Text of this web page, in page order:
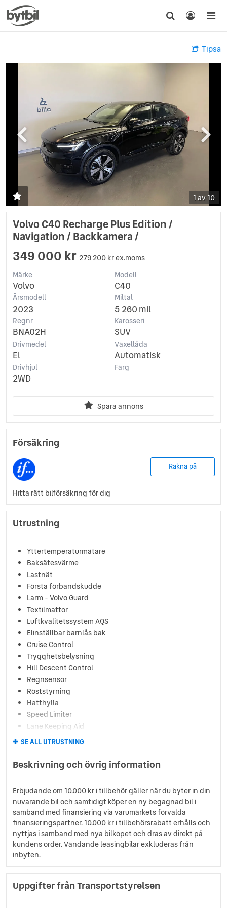
Tipsa
1 av 10
Volvo C40 Recharge Plus Edition /
Navigation / Backkamera /
349 000 kr 279 200 kr ex.moms
Märke
Volvo
Modell
C40
Årsmodell
2023
Miltal
5 260 mil
Regnr
BNA02H
Karosseri
SUV
Drivmedel
El
Växellåda
Automatisk
Drivhjul
2WD
Färg
Spara annons
Försäkring
Räkna på
Hitta rätt bilförsäkring för dig
Utrustning
Yttertemperaturmätare
Baksätesvärme
Lastnät
Första förbandskudde
Larm - Volvo Guard
Textilmattor
Luftkvalitetssystem AQS
Elinställbar barnlås bak
Cruise Control
Trygghetsbelysning
Hill Descent Control
Regnsensor
Röststyrning
Hatthylla
Speed Limiter
Lane Keeping Aid
Hill Start Assist
Panoramaglastak ej öppnb
ISOFIX pass.säte fram
Rattknappar
Värmepump
Innertak svart
Torkarblad int spolsystem
Driver Alert Control
Däcktryckskontroll iTPMS
Parkeringssensor fram/bak
Digital förardisplay12.3"
Rattvärme
SE ALL UTRUSTNING
Beskrivning och övrig information
Erbjudande om 10.000 kr i tillbehör gäller när du byter in din
nuvarande bil och samtidigt köper en ny begagnad bil i
samband med finansiering via varumärkets förvalda
finansieringspartner. 10.000 kr i tillbehörsrabatt erhålls och
nyttjas i samband med nya bilköpet och dras av direkt på
kundens order. Vändande leasingbilar exkluderas från
inbyten.
Uppgifter från Transportstyrelsen